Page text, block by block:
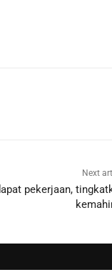
Next
pekerjaan,